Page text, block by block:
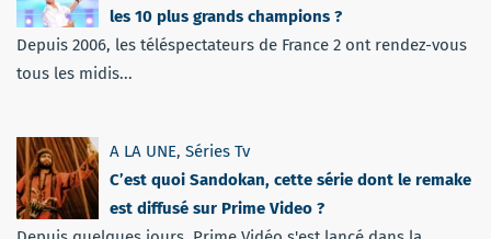
les 10 plus grands champions ?
Depuis 2006, les téléspectateurs de France 2 ont rendez-vous
tous les midis...
A LA UNE, Séries Tv
C’est quoi Sandokan, cette série dont le remake
est diffusé sur Prime Video ?